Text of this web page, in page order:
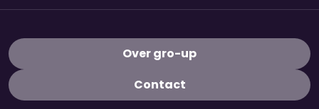
Over gro-up
Contact